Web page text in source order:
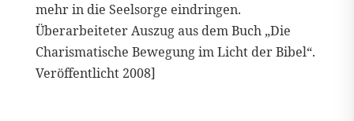
mehr in die Seelsorge eindringen.
Überarbeiteter Auszug aus dem Buch „Die
Charismatische Bewegung im Licht der Bibel“.
Veröffentlicht 2008]